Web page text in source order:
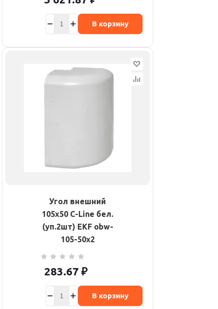
В корзину
Угол внешний
105х50 C-Line бел.
(уп.2шт) EKF obw-
105-50x2
283.67 ₽
В корзину